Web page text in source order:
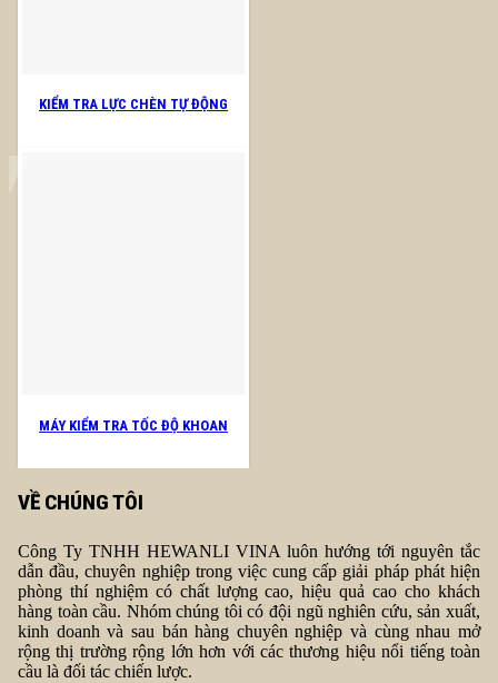
KIỂM TRA LỰC CHÈN TỰ ĐỘNG
MÁY KIỂM TRA TỐC ĐỘ KHOAN
VỀ CHÚNG TÔI
Công Ty TNHH HEWANLI VINA luôn hướng tới nguyên tắc
dẫn đầu, chuyên nghiệp trong việc cung cấp giải pháp phát hiện
phòng thí nghiệm có chất lượng cao, hiệu quả cao cho khách
hàng toàn cầu. Nhóm chúng tôi có đội ngũ nghiên cứu, sản xuất,
kinh doanh và sau bán hàng chuyên nghiệp và cùng nhau mở
rộng thị trường rộng lớn hơn với các thương hiệu nổi tiếng toàn
cầu là đối tác chiến lược.